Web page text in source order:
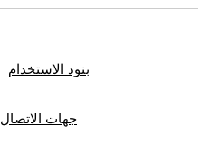
بنود الاستخدام
جهات الاتصال